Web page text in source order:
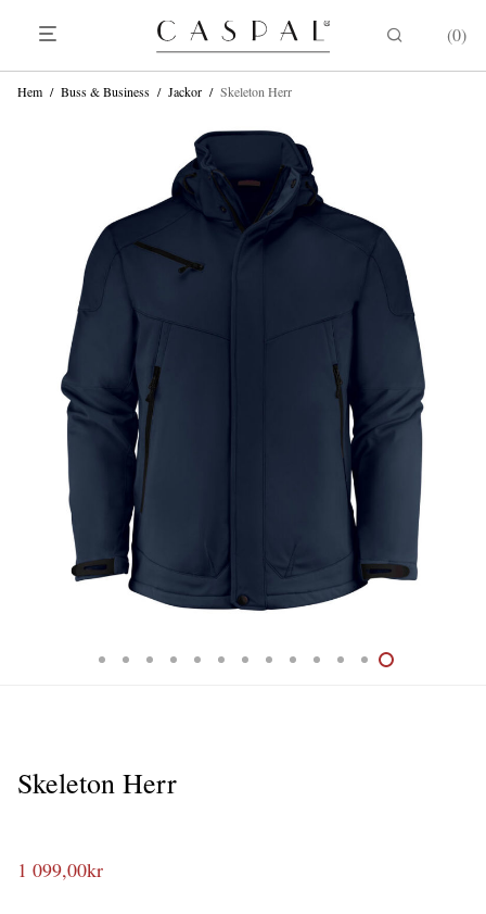
0
Hem / Buss & Business / Jackor / Skeleton Herr
Skeleton Herr
1 099,00kr